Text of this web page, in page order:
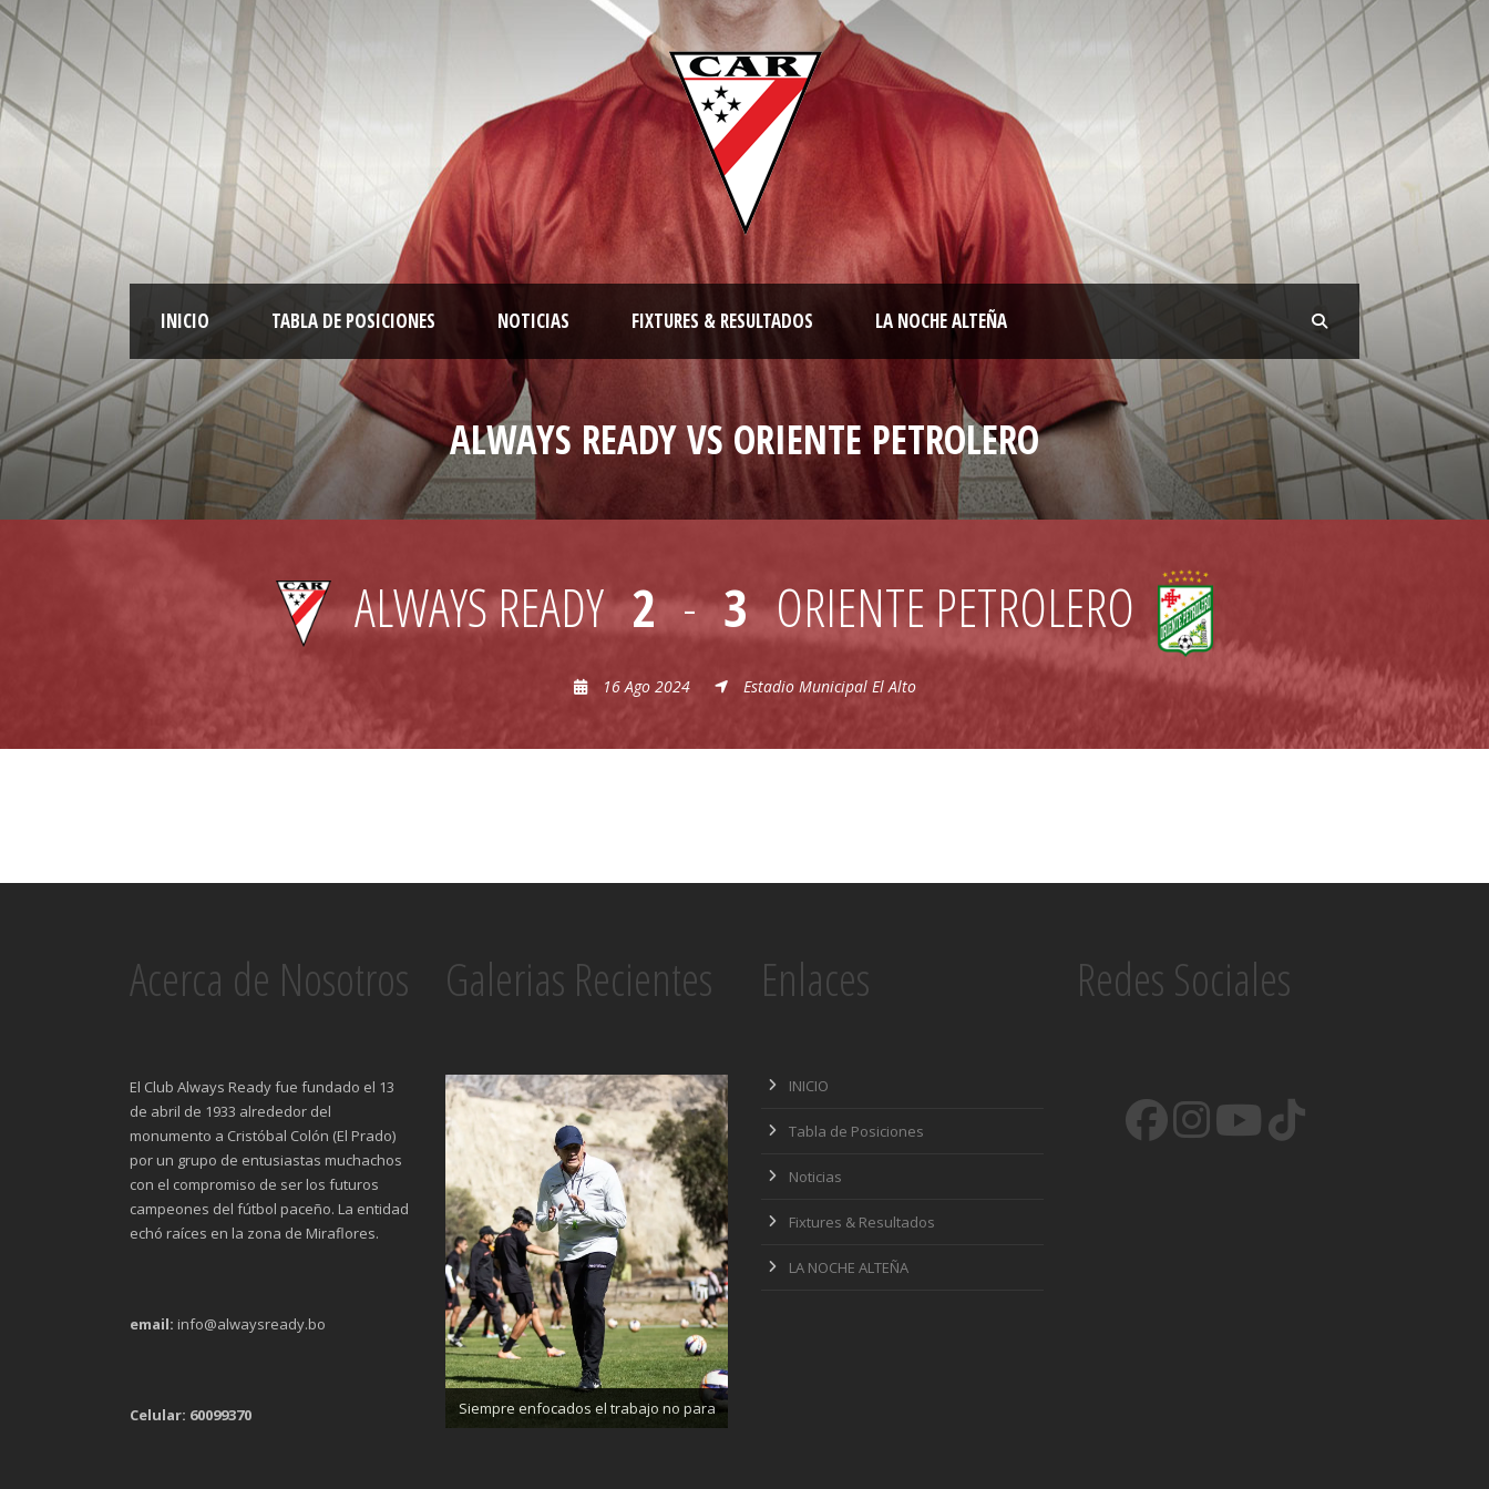
INICIO TABLA DE POSICIONES NOTICIAS FIXTURES & RESULTADOS LA NOCHE ALTEÑA
ALWAYS READY VS ORIENTE PETROLERO
ALWAYS READY 2 - 3 ORIENTE PETROLERO
16 Ago 2024 Estadio Municipal El Alto
Acerca de Nosotros
El Club Always Ready fue fundado el 13
de abril de 1933 alrededor del
monumento a Cristóbal Colón (El Prado)
por un grupo de entusiastas muchachos
con el compromiso de ser los futuros
campeones del fútbol paceño. La entidad
echó raíces en la zona de Miraflores.
email: info@alwaysready.bo
Celular: 60099370
Galerias Recientes
Siempre enfocados el trabajo no para
Trabajando enfocados, listos para el
partido de mañana
Enlaces
INICIO
Tabla de Posiciones
Noticias
Fixtures & Resultados
LA NOCHE ALTEÑA
Redes Sociales